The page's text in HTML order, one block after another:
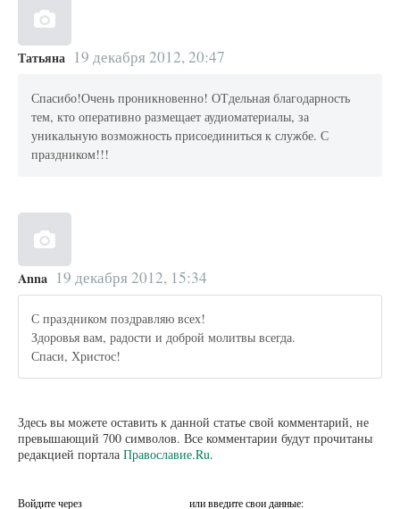
Татьяна 19 декабря 2012, 20:47
Спасибо!Очень проникновенно! ОТдельная благодарность
тем, кто оперативно размещает аудиоматериалы, за
уникальную возможность присоединиться к службе. С
праздником!!!
Anna 19 декабря 2012, 15:34
С праздником поздравляю всех!
Здоровья вам, радости и доброй молитвы всегда.
Спаси, Христос!
Здесь вы можете оставить к данной статье свой комментарий, не
превышающий 700 символов. Все комментарии будут прочитаны
редакцией портала Православие.Ru.
Войдите через или введите свои данные: